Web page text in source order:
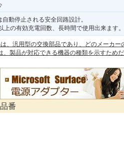
動停止される安全回路設計。
上の有効充電回数、長時間で使用出来ます。
、汎用型の交換部品であり、どのメーカー
製品が対応できる機器の種類を示すため
番